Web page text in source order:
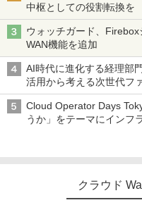
中枢としての役割転換を
ウォッチガード、
WAN機能を追加
AI時代に進化する経理部
活用から考える次世代フ
Cloud Operator Days
うか」をテーマにインフ
クラウド